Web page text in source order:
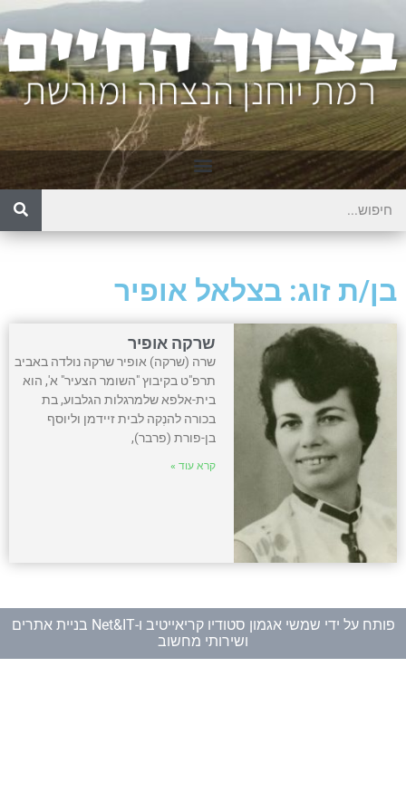
בן/ת זוג: בצלאל אופיר
שרקה אופיר
שרה (שרקה) אופיר שרקה נולדה באביב
תרפ"ט בקיבוץ "השומר הצעיר" א', הוא
בית-אלפא שלמרגלות הגלבוע, בת
בכורה להנְקה לבית זיידמן וליוסף
בן-פורת (פרבר),
קרא עוד »
פותח על ידי שמשי אגמון סטודיו קריאייטיב ו-
Net&IT בניית אתרים
ושירותי מחשוב